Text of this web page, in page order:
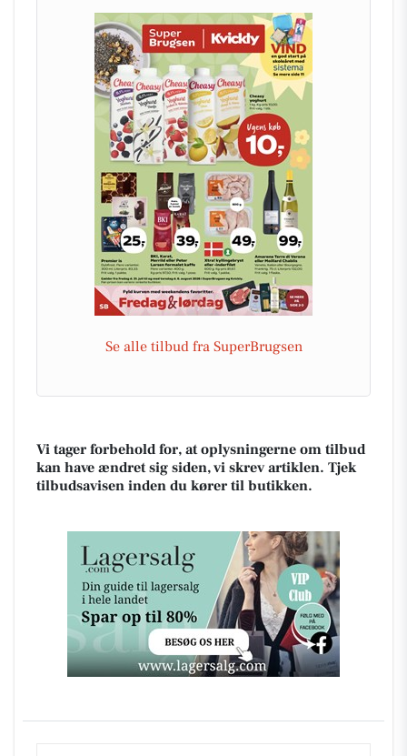
Se alle tilbud fra SuperBrugsen
Vi tager forbehold for, at oplysningerne om tilbud
kan have ændret sig siden, vi skrev artiklen. Tjek
tilbudsavisen inden du kører til butikken.